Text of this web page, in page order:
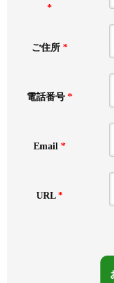
*
ご住所 *
電話番号 *
Email *
URL *